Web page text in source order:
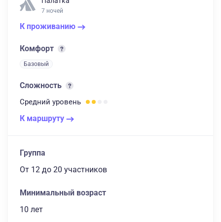
7 ночей
К проживанию
Комфорт
Базовый
Сложность
Средний уровень
К маршруту
Группа
От 12 до 20 участников
Минимальный возраст
10 лет